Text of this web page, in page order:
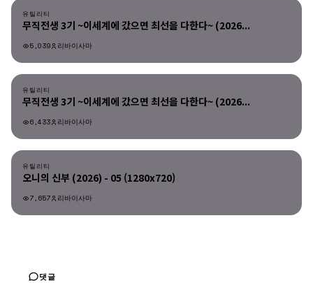
유틸리티
무직전생 3기 ~이세계에 갔으면 최선을 다한다~ (2026...
5,039 리바이사마
유틸리티
무직전생 3기 ~이세계에 갔으면 최선을 다한다~ (2026...
6,433 리바이사마
유틸리티
오니의 신부 (2026) - 05 (1280x720)
7,657 리바이사마
댓글